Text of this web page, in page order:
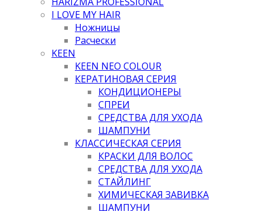
I LOVE MY HAIR
Ножницы
Расчески
KEEN
KEEN NEO COLOUR
КЕРАТИНОВАЯ СЕРИЯ
КОНДИЦИОНЕРЫ
СПРЕИ
СРЕДСТВА ДЛЯ УХОДА
ШАМПУНИ
КЛАССИЧЕСКАЯ СЕРИЯ
КРАСКИ ДЛЯ ВОЛОС
СРЕДСТВА ДЛЯ УХОДА
СТАЙЛИНГ
ХИМИЧЕСКАЯ ЗАВИВКА
ШАМПУНИ